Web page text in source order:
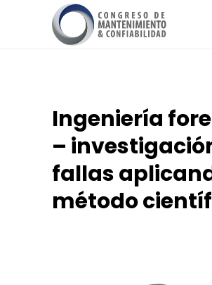
Ingeniería
–
fallas
método